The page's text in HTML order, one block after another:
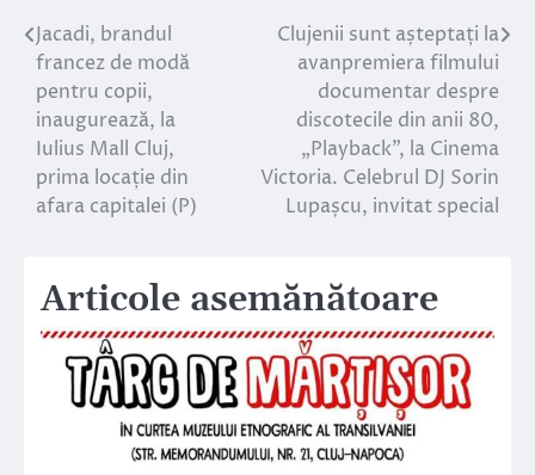
Navigare
în
articole
Jacadi, brandul
francez de modă
pentru copii,
inaugurează, la
Iulius Mall Cluj,
prima locație din
afara capitalei (P)
Clujenii sunt așteptați la
avanpremiera filmului
documentar despre
discotecile din anii 80,
„Playback”, la Cinema
Victoria. Celebrul DJ Sorin
Lupașcu, invitat special
Articole asemănătoare